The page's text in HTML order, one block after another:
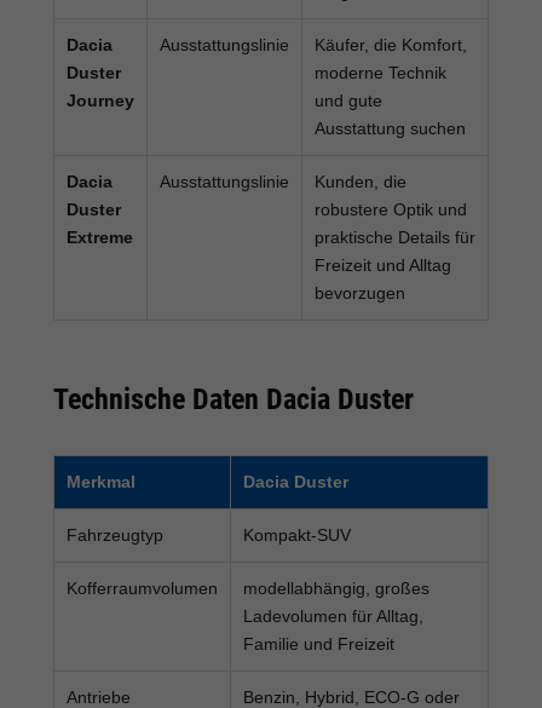
Dacia
Duster
Journey
Ausstattungslinie
Käufer, die Komfort,
moderne Technik
und gute
Ausstattung suchen
Dacia
Duster
Extreme
Ausstattungslinie
Kunden, die
robustere Optik und
praktische Details für
Freizeit und Alltag
bevorzugen
Technische Daten Dacia Duster
Merkmal Dacia Duster
Fahrzeugtyp Kompakt-SUV
Kofferraumvolumen
modellabhängig, großes
Ladevolumen für Alltag,
Familie und Freizeit
Antriebe
Benzin, Hybrid, ECO-G oder